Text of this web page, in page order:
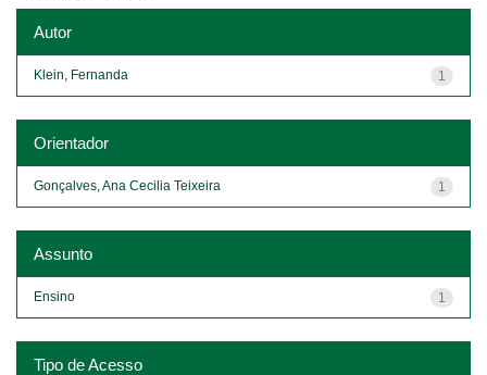
Autor
1
Klein, Fernanda
Orientador
1
Gonçalves, Ana Cecilia Teixeira
Assunto
1
Ensino
Tipo de Acesso